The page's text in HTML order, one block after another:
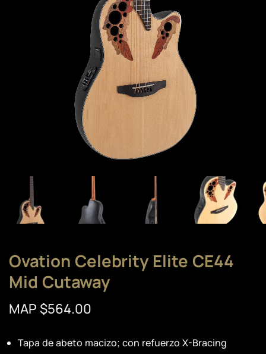
Ovation Celebrity Elite CE44
Mid Cutaway
MAP $564.00
Tapa de abeto macizo; con refuerzo X-Bracing